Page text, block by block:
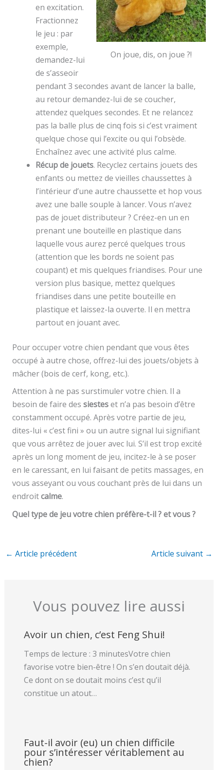
On joue, dis, on joue ?!
en excitation.
Fractionnez
le jeu : par
exemple,
demandez-lui
de s’asseoir
pendant 3 secondes avant de lancer la balle,
au retour demandez-lui de se coucher,
attendez quelques secondes. Et ne relancez
pas la balle plus de cinq fois si c’est vraiment
quelque chose qui l’excite ou qui l’obsède.
Enchaînez avec une activité plus calme.
Récup de jouets. Recyclez certains jouets des
enfants ou mettez de vieilles chaussettes à
l’intérieur d’une autre chaussette et hop vous
avez une balle souple à lancer. Vous n’avez
pas de jouet distributeur ? Créez-en un en
prenant une bouteille en plastique dans
laquelle vous aurez percé quelques trous
(attention que les bords ne soient pas
coupant) et mis quelques friandises. Pour une
version plus basique, mettez quelques
friandises dans une petite bouteille en
plastique et laissez-la ouverte. Il en mettra
partout en jouant avec.
Pour occuper votre chien pendant que vous êtes
occupé à autre chose, offrez-lui des jouets/objets à
mâcher (bois de cerf, kong, etc.).
Attention à ne pas surstimuler votre chien. Il a
besoin de faire des siesteset n’a pas besoin d’être
constamment occupé. Après votre partie de jeu,
dites-lui « c’est fini » ou un autre signal lui signifiant
que vous arrêtez de jouer avec lui. S’il est trop excité
après un long moment de jeu, incitez-le à se poser
en le caressant, en lui faisant de petits massages, en
vous asseyant ou vous couchant près de lui dans un
endroitcalme.
Quel type de jeu votre chien préfère-t-il ? et vous ?
← Article précédent Article suivant →
Vous pouvez lire aussi
Avoir un chien, c’est Feng Shui!
Temps de lecture : 3 minutesVotre chien
favorise votre bien-être ! On s’en doutait déjà.
Ce dont on se doutait moins c’est qu’il
constitue un atout…
Faut-il avoir (eu) un chien difficile
pour s’intéresser véritablement au
chien?